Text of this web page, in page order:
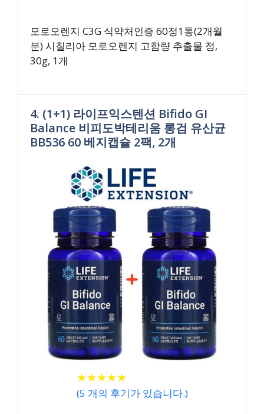
모로오렌지 C3G 식약처인증 60정1통(2개월
분) 시칠리아 모로오렌지 고함량 추출물 정,
30g, 1개
4. (1+1) 라이프익스텐션 Bifido GI
Balance 비피도박테리움 롱검 유산균
BB536 60 베지캡슐 2팩, 2개
★★★★★
★★★★★
(5 개의 후기가 있습니다.)